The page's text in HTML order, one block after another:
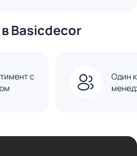
Basicdecor
с
Один